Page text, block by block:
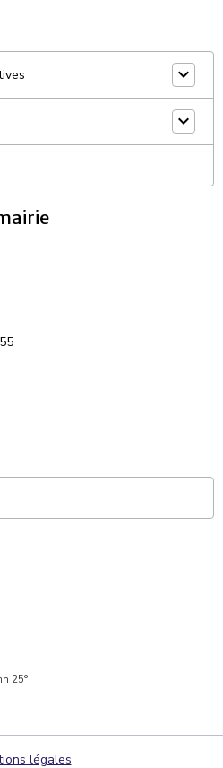
25°
légales